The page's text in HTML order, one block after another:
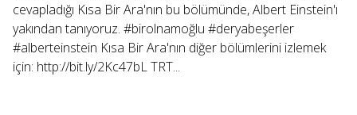
cevapladığı Kısa Bir Ara'nın bu bölümünde, Albert Einstein'ı
yakından tanıyoruz. #birolnamoğlu #deryabeşerler
#alberteinstein Kısa Bir Ara'nın diğer bölümlerini izlemek
için: http://bit.ly/2Kc47bL TRT...